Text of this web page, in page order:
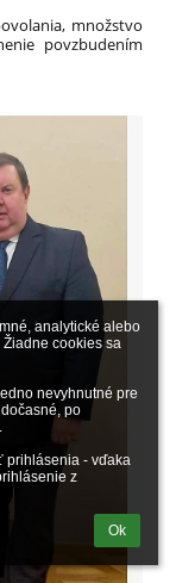
analytické alebo
cookies sa
nevyhnutné pre
po
prihlásenia - vďaka
z
Ok
množstvo
povzbudením